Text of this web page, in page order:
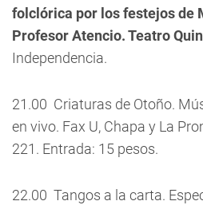
folclórica por los festejos de
Profesor Atencio. Teatro
Independencia.
21.00  Criaturas de Otoño.
en vivo. Fax U, Chapa y La
221. Entrada: 15 pesos.
22.00  Tangos a la carta.